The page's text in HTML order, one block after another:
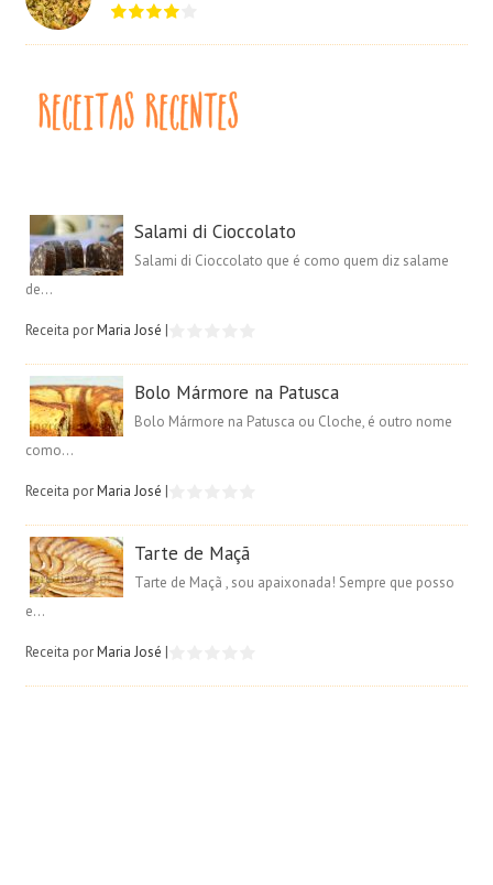
Salami di Cioccolato
Salami di Cioccolato que é como quem diz salame
de...
Receita porMaria José |
Bolo Mármore na Patusca
Bolo Mármore na Patusca ou Cloche, é outro nome
como...
Receita porMaria José |
Tarte de Maçã
Tarte de Maçã , sou apaixonada! Sempre que posso
e...
Receita porMaria José |